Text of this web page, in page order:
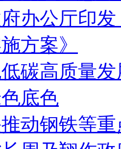
办公厅印
方案》
碳高质量
底色
动钢铁等